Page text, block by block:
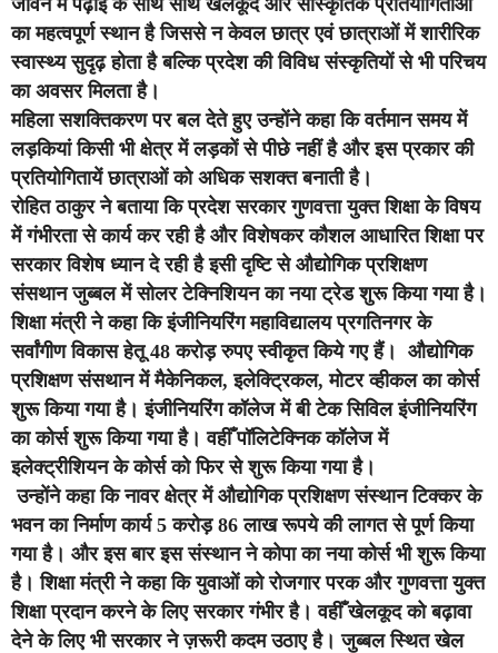
जीवन में पढ़ाई के साथ साथ खेलकूद और सांस्कृतिक प्रतियोगिताओं
का महत्वपूर्ण स्थान है जिससे न केवल छात्र एवं छात्राओं में शारीरिक
स्वास्थ्य सुदृढ़ होता है बल्कि प्रदेश की विविध संस्कृतियों से भी परिचय
का अवसर मिलता है।
महिला सशक्तिकरण पर बल देते हुए उन्होंने कहा कि वर्तमान समय में
लड़कियां किसी भी क्षेत्र में लड़कों से पीछे नहीं है और इस प्रकार की
प्रतियोगितायें छात्राओं को अधिक सशक्त बनाती है।
रोहित ठाकुर ने बताया कि प्रदेश सरकार गुणवत्ता युक्त शिक्षा के विषय
में गंभीरता से कार्य कर रही है और विशेषकर कौशल आधारित शिक्षा पर
सरकार विशेष ध्यान दे रही है इसी दृष्टि से औद्योगिक प्रशिक्षण
संसथान जुब्बल में सोलर टेक्निशियन का नया ट्रेड शुरू किया गया है।
शिक्षा मंत्री ने कहा कि इंजीनियरिंग महाविद्यालय प्रगतिनगर के
सर्वांगीण विकास हेतू 48 करोड़ रुपए स्वीकृत किये गए हैं। औद्योगिक
प्रशिक्षण संसथान में मैकेनिकल, इलेक्ट्रिकल, मोटर व्हीकल का कोर्स
शुरू किया गया है। इंजीनियरिंग कॉलेज में बी टेक सिविल इंजीनियरिंग
का कोर्स शुरू किया गया है। वहीँ पॉलिटेक्निक कॉलेज में
इलेक्ट्रीशियन के कोर्स को फिर से शुरू किया गया है।
उन्होंने कहा कि नावर क्षेत्र में औद्योगिक प्रशिक्षण संस्थान टिक्कर के
भवन का निर्माण कार्य 5 करोड़ 86 लाख रूपये की लागत से पूर्ण किया
गया है। और इस बार इस संस्थान ने कोपा का नया कोर्स भी शुरू किया
है। शिक्षा मंत्री ने कहा कि युवाओं को रोजगार परक और गुणवत्ता युक्त
शिक्षा प्रदान करने के लिए सरकार गंभीर है। वहीँ खेलकूद को बढ़ावा
देने के लिए भी सरकार ने ज़रूरी कदम उठाए है। जुब्बल स्थित खेल